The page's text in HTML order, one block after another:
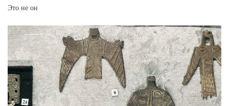
Это не он